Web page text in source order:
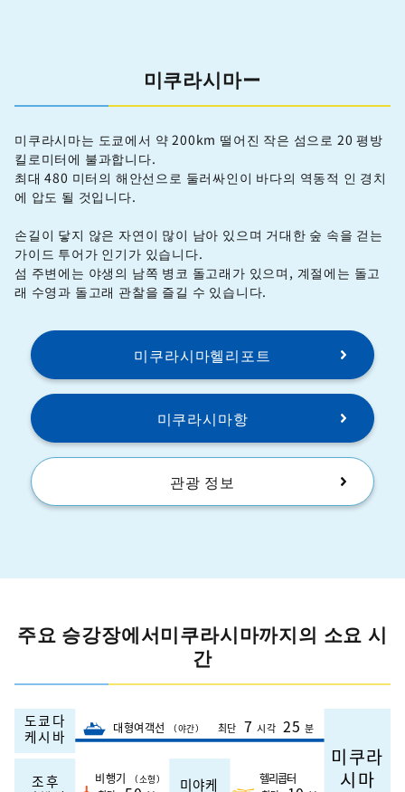
미쿠라시마ー
미쿠라시마는 도쿄에서 약 200km 떨어진 작은 섬으로 20 평방
킬로미터에 불과합니다.
최대 480 미터의 해안선으로 둘러싸인이 바다의 역동적 인 경치
에 압도 될 것입니다.
손길이 닿지 않은 자연이 많이 남아 있으며 거대한 숲 속을 걷는
가이드 투어가 인기가 있습니다.
섬 주변에는 야생의 남쪽 병코 돌고래가 있으며, 계절에는 돌고
래 수영과 돌고래 관찰을 즐길 수 있습니다.
미쿠라시마헬리포트
미쿠라시마항
관광 정보
주요 승강장에서미쿠라시마까지의 소요 시
간